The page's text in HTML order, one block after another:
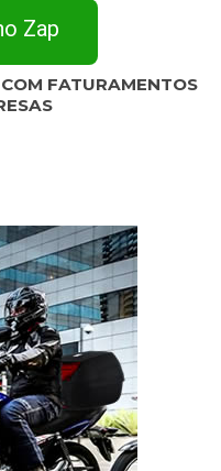
Zap
FATURAMENTOS